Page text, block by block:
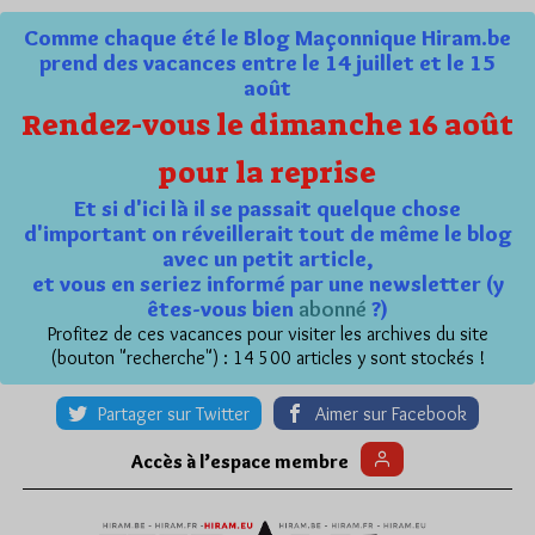
Comme chaque été le Blog Maçonnique Hiram.be
prend des vacances entre le 14 juillet et le 15
août
Rendez-vous le dimanche 16 août
pour la reprise
Et si d'ici là il se passait quelque chose
d'important on réveillerait tout de même le blog
avec un petit article,
et vous en seriez informé par une newsletter (y
êtes-vous bien abonné ?)
Profitez de ces vacances pour visiter les archives du site
(bouton "recherche") : 14 500 articles y sont stockés !
Partager sur Twitter Aimer sur Facebook
Accès à l’espace membre